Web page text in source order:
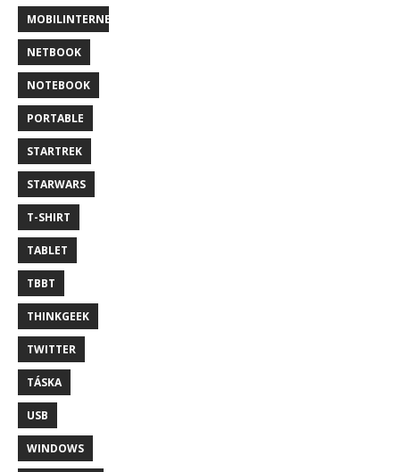
MOBILINTERNET
NETBOOK
NOTEBOOK
PORTABLE
STARTREK
STARWARS
T-SHIRT
TABLET
TBBT
THINKGEEK
TWITTER
TÁSKA
USB
WINDOWS